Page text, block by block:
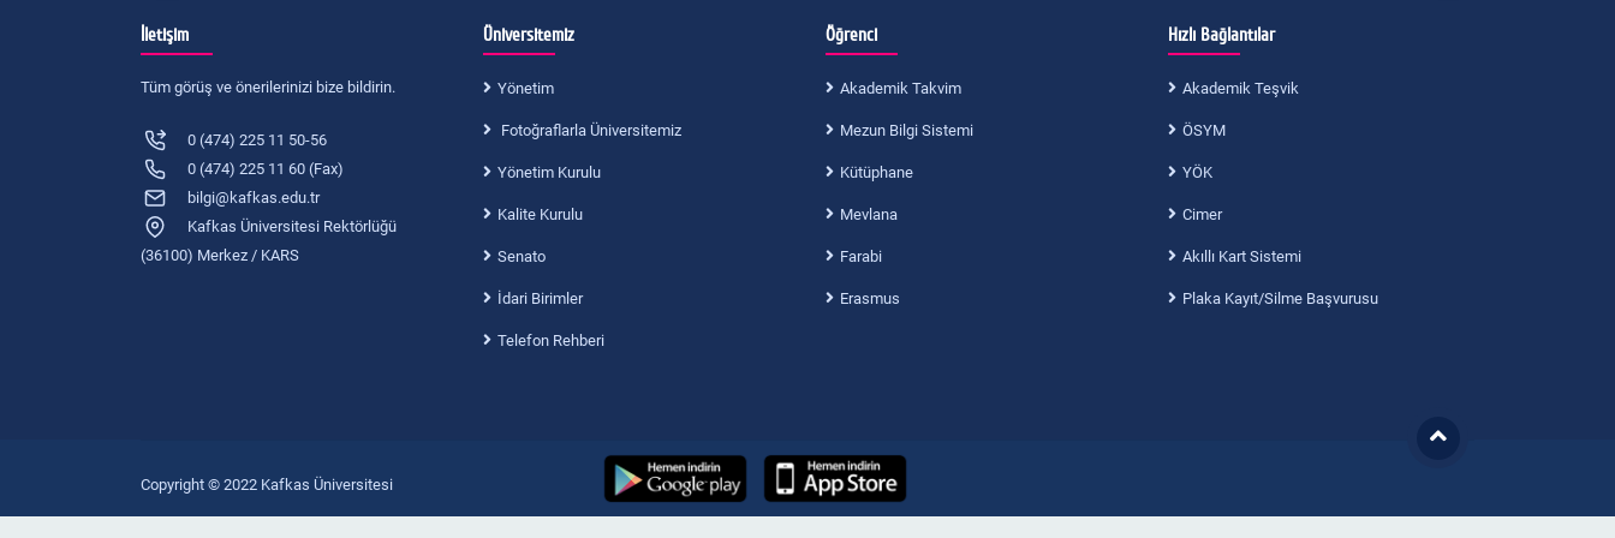
Not Dönüşüm Tabloları
Ders Bilgi Paketleri
Turizm İşletmeciliği
Mezun Bilgi Sistemi
Öğrenci Bilgi Sistemi
Öğrenci İşleri Daire Başkanlığı
İletişim
Tüm görüş ve önerilerinizi bize bildirin.
0 (474) 225 11 50-56
0 (474) 225 11 60 (Fax)
bilgi@kafkas.edu.tr
Kafkas Üniversitesi Rektörlüğü
(36100) Merkez / KARS
Üniversitemiz
Yönetim
Fotoğraflarla Üniversitemiz
Yönetim Kurulu
Kalite Kurulu
Senato
İdari Birimler
Telefon Rehberi
Öğrenci
Akademik Takvim
Mezun Bilgi Sistemi
Kütüphane
Mevlana
Farabi
Erasmus
Hızlı Bağlantılar
Akademik Teşvik
ÖSYM
YÖK
Cimer
Akıllı Kart Sistemi
Plaka Kayıt/Silme Başvurusu
Copyright © 2022 Kafkas Üniversitesi